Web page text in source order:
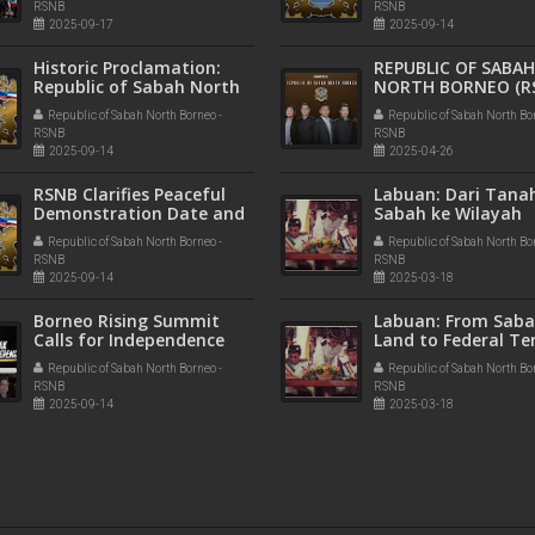
RSNB
2025-09-17
Historic Proclamation:
Republic of Sabah North
Borneo Government-in-
Exile Established
Republic of Sabah North Borneo -
RSNB
2025-09-14
RSNB Clarifies Peaceful
Demonstration Date and
Venue After 9News
Coverage
Republic of Sabah North Borneo -
RSNB
2025-09-14
Borneo Rising Summit
Calls for Independence
and Justice for Sabah and
Sarawak
Republic of Sabah North Borneo -
RSNB
2025-09-14
RSNB
2025-09-14
REPUBLIC OF SABAH
NORTH BORNEO
ANNOUNCES
OF OFFICIAL
COMMITTEE
Republic of Sabah North
RSNB
2025-04-26
Labuan: Dari
Sabah ke Wilayah
Persekutuan
Republic of Sabah North
RSNB
2025-03-18
Labuan: From
Land to Federal
Republic of Sabah North
RSNB
2025-03-18